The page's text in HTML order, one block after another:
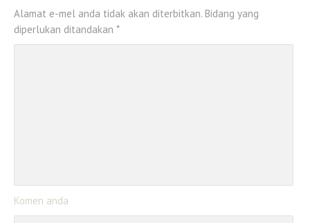
Alamat e-mel anda tidak akan diterbitkan. Bidang yang
diperlukan ditandakan *
Komen anda